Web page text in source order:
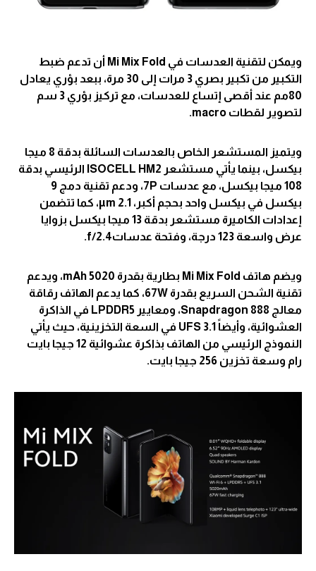
ويمكن لتقنية العدسات في Mi Mix Fold أن تدعم ضبط
التكبير من تكبير بصري 3 مرات إلى 30 مرة، ببعد بؤري يعادل
80مم عند أقصى إتساع للعدسات، مع تركيز بؤري 3 سم
لتصوير لقطات macro.
ويتميز المستشعر الخاص بالعدسات السائلة بدقة 8 ميجا
بيكسل، بينما يأتي مستشعر ISOCELL HM2 الرئيسي بدقة
108 ميجا بيكسل، مع عدسات 7P، ودعم تقنية دمج 9
بيكسل في بيكسل واحد بحجم أكبر، 2.1 µm، كما تتضمن
إعدادات الكاميرة مستشعر بدقة 13 ميجا بيكسل بزوايا
عرض واسعة 123 درجة، وفتحة عدساتf/2.4.
ويضم هاتف Mi Mix Fold بطارية بقدرة 5020 mAh، ويدعم
تقنية الشحن السريع بقدرة 67W، كما يدعم الهاتف رقاقة
معالج Snapdragon 888، ومعايير LPDDR5 في الذاكرة
العشوائية، وأيضاً UFS 3.1 في السعة التخزينية، حيث يأتي
النموذج الرئيسي من الهاتف بذاكرة عشوائية 12 جيجا بايت
رام وسعة تخزين 256 جيجا بايت.